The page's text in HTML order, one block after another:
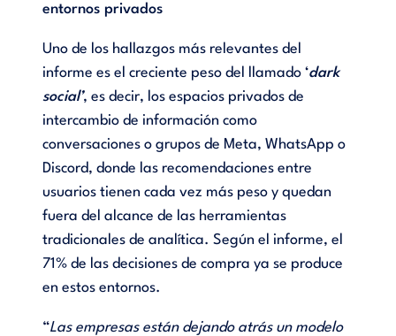
entornos privados
Uno de los hallazgos más relevantes del
informe es el creciente peso del llamado ‘dark
social’, es decir, los espacios privados de
intercambio de información como
conversaciones o grupos de Meta, WhatsApp o
Discord, donde las recomendaciones entre
usuarios tienen cada vez más peso y quedan
fuera del alcance de las herramientas
tradicionales de analítica. Según el informe, el
71% de las decisiones de compra ya se produce
en estos entornos.
“Las empresas están dejando atrás un modelo